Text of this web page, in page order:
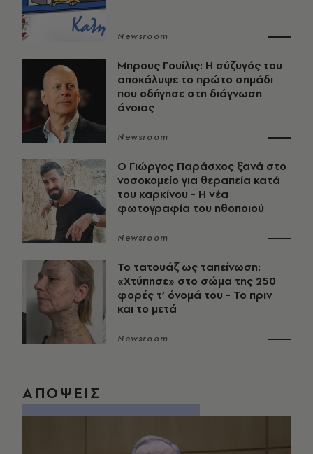
Newsroom
Μπρους Γουίλις: Η σύζυγός του
αποκάλυψε το πρώτο σημάδι
που οδήγησε στη διάγνωση
άνοιας
Newsroom
O Γιώργος Παράσχος ξανά στο
νοσοκομείο για θεραπεία κατά
του καρκίνου - Η νέα
φωτογραφία του ηθοποιού
Newsroom
Το τατουάζ ως ταπείνωση:
«Χτύπησε» στο σώμα της 250
φορές τ’ όνομά του - Το πριν
και το μετά
Newsroom
ΑΠΟΨΕΙΣ